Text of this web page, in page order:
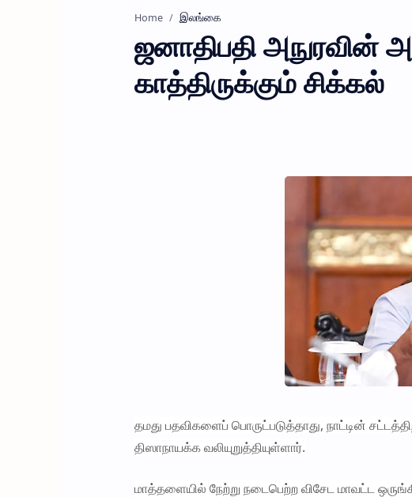
Home இலங்கை
ஜனாதிபதி அநுரவின்
காத்திருக்கும் சிக்கல்
தமது பதவிகளைப் பொருட்படுத்தாது, நாட்டின்
திஸாநாயக்க வலியுறுத்தியுள்ளார்.
மாத்தளையில் நேற்று நடைபெற்ற விசேட மாவட்ட